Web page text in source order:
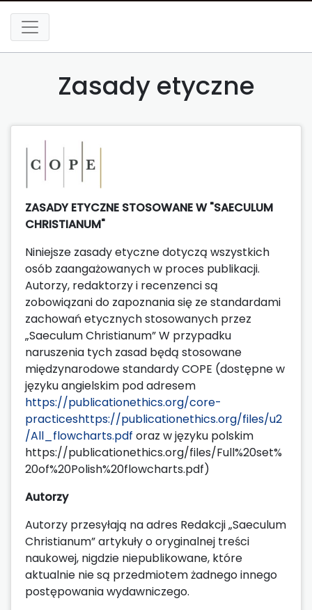
Zasady etyczne
ZASADY ETYCZNE STOSOWANE W "SAECULUM
CHRISTIANUM"
Niniejsze zasady etyczne dotyczą wszystkich
osób zaangażowanych w proces publikacji.
Autorzy, redaktorzy i recenzenci są
zobowiązani do zapoznania się ze standardami
zachowań etycznych stosowanych przez
„Saeculum Christianum” W przypadku
naruszenia tych zasad będą stosowane
międzynarodowe standardy COPE (dostępne w
języku angielskim pod adresem
https://publicationethics.org/core-
practiceshttps://publicationethics.org/files/u2
/All_flowcharts.pdf oraz w języku polskim
https://publicationethics.org/files/Full%20set%
20of%20Polish%20flowcharts.pdf)
Autorzy
Autorzy przesyłają na adres Redakcji „Saeculum
Christianum” artykuły o oryginalnej treści
naukowej, nigdzie niepublikowane, które
aktualnie nie są przedmiotem żadnego innego
postępowania wydawniczego.